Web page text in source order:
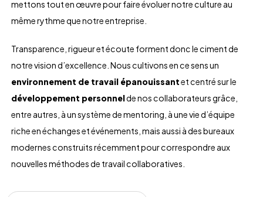
mettons tout en œuvre pour faire évoluer notre culture au
même rythme que notre entreprise.
Transparence, rigueur et écoute forment donc le ciment de
notre vision d’excellence. Nous cultivons en ce sens un
environnement de travail épanouissantet centré sur le
développement personnelde nos collaborateurs grâce,
entre autres, à un système de mentoring, à une vie d’équipe
riche en échanges et événements, mais aussi à des bureaux
modernes construits récemment pour correspondre aux
nouvelles méthodes de travail collaboratives.